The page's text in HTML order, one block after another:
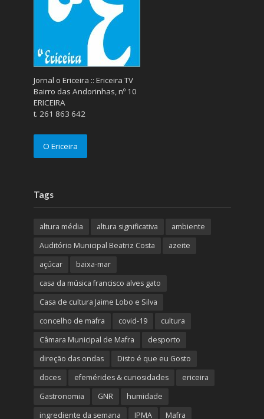
Jornal o Ericeira :: Ericeira TV
Bairro das Andorinhas, nº 10
ERICEIRA
t. 261 863 642
O Ericeira
Tags
altura média altura significativa
ambiente
Auditório Municipal Beatriz Costa
azeite
açúcar
baixa-mar
casa da música francisco alves gato
Casa de cultura Jaime Lobo e Silva
concelho de mafra
covid-19
cultura
Câmara Municipal de Mafra
desporto
direção das ondas
Disto é que eu Gosto
doces
efemérides & curiosidades
ericeira
Gastronomia
GNR
humidade
ingrediente da semana
IPMA Mafra